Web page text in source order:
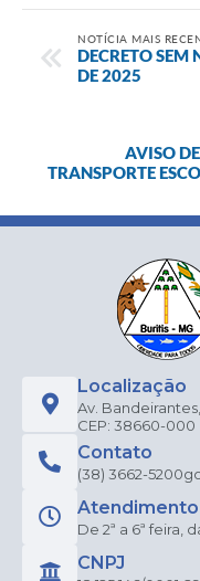
NOTÍCIA MAIS
DECRETO SEM
DE 2025
AVISO
TRANSPORTE
Localização
Av.
CEP: 38660-000
Contato
(38) 3662-5200
Atendimento
De 2ª a 6ª feira,
CNPJ